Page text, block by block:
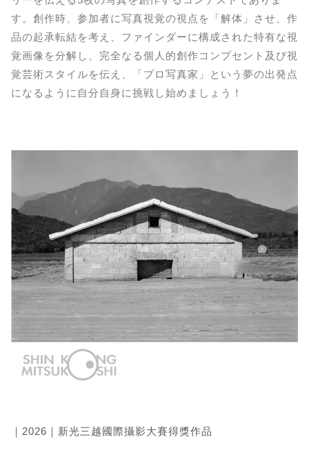
す。創作時、参加者に写真視覚の視点を「解体」させ、作
品の起承転結を考え、ファインダーに構成された特有な視
覚画像を分解し、完全なる個人的創作コンプセント及び視
覚芸術スタイルを伝え、「プロ写真家」という夢の出発点
になるように自分自身に挑戦し始めましょう！
｜2026｜新光三越國際攝影大賽得獎作品